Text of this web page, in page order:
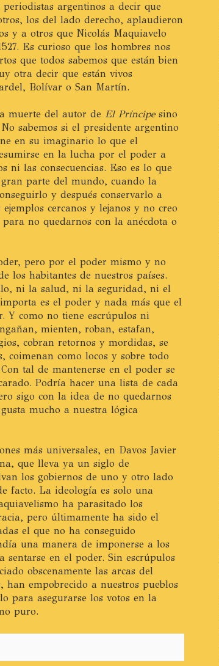
argentinos a decir que
los del lado derecho, aplaudieron
y a otros que Nicolás Maquiavelo
Es curioso que los hombres nos
que todos sabemos que están bien
otra decir que están vivos
Bolívar o San Martín.
muerte del autor de El Príncipesino
sabemos si el presidente argentino
en su imaginario lo que el
en la lucha por el poder a
las consecuencias. Eso es lo que
parte del mundo, cuando la
y después conservarlo a
cercanos y lejanos y no creo
no quedarnos con la anécdota o
pero por el poder mismo y no
los habitantes de nuestros países.
ni la salud, ni la seguridad, ni el
es el poder y nada más que el
Y como no tiene escrúpulos ni
mienten, roban, estafan,
cobran retornos y mordidas, se
coimenan como locos y sobre todo
tal de mantenerse en el poder se
Podría hacer una lista de cada
sigo con la idea de no quedarnos
mucho a nuestra lógica
más universales, en Davos Javier
que lleva ya un siglo de
los gobiernos de uno y otro lado
facto. La ideología es solo una
ha parasitado los
pero últimamente ha sido el
el que no ha conseguido
una manera de imponerse a los
sentarse en el poder. Sin escrúpulos
obscenamente las arcas del
empobrecido a nuestros pueblos
para asegurarse los votos en la
puro.